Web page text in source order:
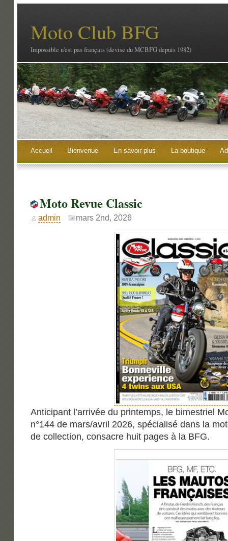
Moto Club BFG
Impossible n'est pas français (devise du MCBFG depuis 1982)
Accueil Bienvenue En savoir plus La boutique
Moto Revue Classic
admin mars 2nd, 2026
Anticipant l’arrivée du printemps, le bimestriel
n°144 de mars/avril 2026, spécialisé dans la
de collection, consacre huit pages à la BFG.